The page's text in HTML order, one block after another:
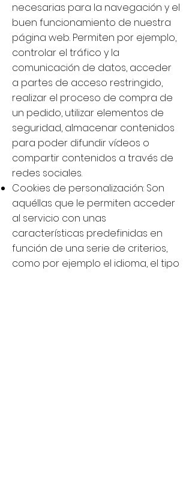
necesarias para la navegación y el
buen funcionamiento de nuestra
página web. Permiten por ejemplo,
controlar el tráfico y la
comunicación de datos, acceder
a partes de acceso restringido,
realizar el proceso de compra de
un pedido, utilizar elementos de
seguridad, almacenar contenidos
para poder difundir vídeos o
compartir contenidos a través de
redes sociales.
Cookies de personalización: Son
aquéllas que le permiten acceder
al servicio con unas
características predefinidas en
función de una serie de criterios,
como por ejemplo el idioma, el tipo